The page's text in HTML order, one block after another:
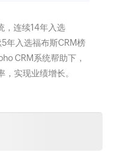
，连续14年入选
年入选福布斯CRM榜
CRM系统帮助下，
实现业绩增长。